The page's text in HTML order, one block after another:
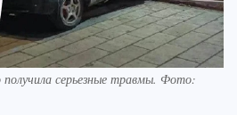
серьезные травмы. Фото: